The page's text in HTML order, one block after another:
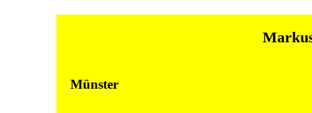
Markus
Münster